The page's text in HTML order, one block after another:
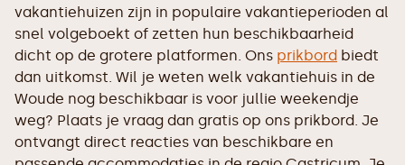
vakantiehuizen zijn in populaire vakantieperioden al
snel volgeboekt of zetten hun beschikbaarheid
dicht op de grotere platformen. Ons prikbord biedt
dan uitkomst. Wil je weten welk vakantiehuis in de
Woude nog beschikbaar is voor jullie weekendje
weg? Plaats je vraag dan gratis op ons prikbord. Je
ontvangt direct reacties van beschikbare en